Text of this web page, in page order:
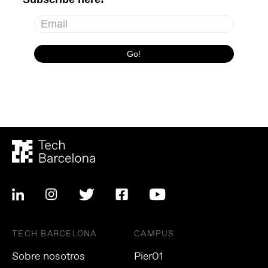
TECH BARCELONA
Sobre nosotros
CAMPUS
Pier01